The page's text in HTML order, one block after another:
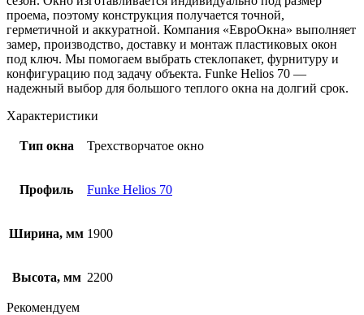
проема, поэтому конструкция получается точной,
герметичной и аккуратной. Компания «ЕвроОкна» выполняет
замер, производство, доставку и монтаж пластиковых окон
под ключ. Мы помогаем выбрать стеклопакет, фурнитуру и
конфигурацию под задачу объекта. Funke Helios 70 —
надежный выбор для большого теплого окна на долгий срок.
Характеристики
Тип окна Трехстворчатое окно
Профиль Funke Helios 70
Ширина, мм 1900
Высота, мм 2200
Рекомендуем